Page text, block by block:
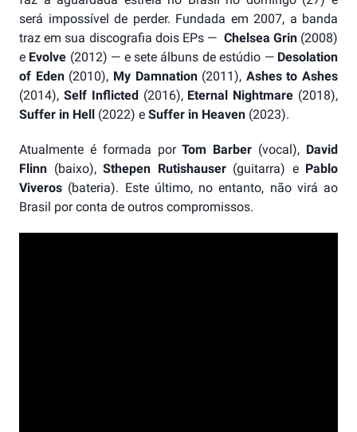
será impossível de perder. Fundada em 2007, a banda
traz em sua discografia dois EPs — Chelsea Grin(2008)
e Evolve (2012) — e sete álbuns de estúdio — Desolation
of Eden(2010), My Damnation(2011), Ashes to Ashes
(2014), Self Inflicted(2016), Eternal Nightmare (2018),
Suffer in Hell (2022) e Suffer in Heaven (2023).
Atualmente é formada porTom Barber (vocal), David
Flinn (baixo), Sthepen Rutishauser(guitarra) e Pablo
Viveros (bateria). Este último, no entanto, não virá ao
Brasil por conta de outros compromissos.